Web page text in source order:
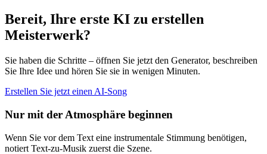
Bereit, Ihre erste KI zu erstellen
Meisterwerk?
Sie haben die Schritte – öffnen Sie jetzt den Generator, beschreiben
Sie Ihre Idee und hören Sie sie in wenigen Minuten.
Erstellen Sie jetzt einen AI-Song
Nur mit der Atmosphäre beginnen
Wenn Sie vor dem Text eine instrumentale Stimmung benötigen,
notiert Text-zu-Musik zuerst die Szene.